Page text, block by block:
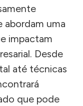
abordam uma
impactam
Desde
até técnicas
que pode